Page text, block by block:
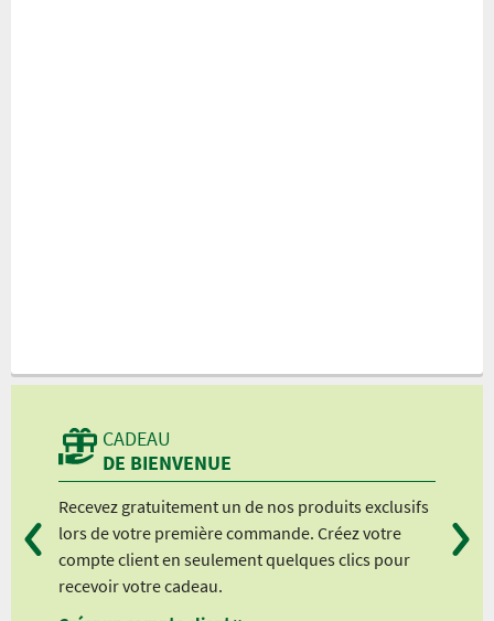
CADEAU
DE BIENVENUE
Recevez gratuitement un de nos produits exclusifs
lors de votre première commande. Créez votre
compte client en seulement quelques clics pour
recevoir votre cadeau.